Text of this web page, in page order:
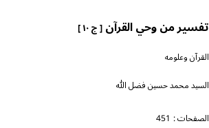
تفسير من وحي القرآن[ ج ١٠ ]
القرآن وعلومه
السيد محمد حسين فضل الله
الصفحات : 451